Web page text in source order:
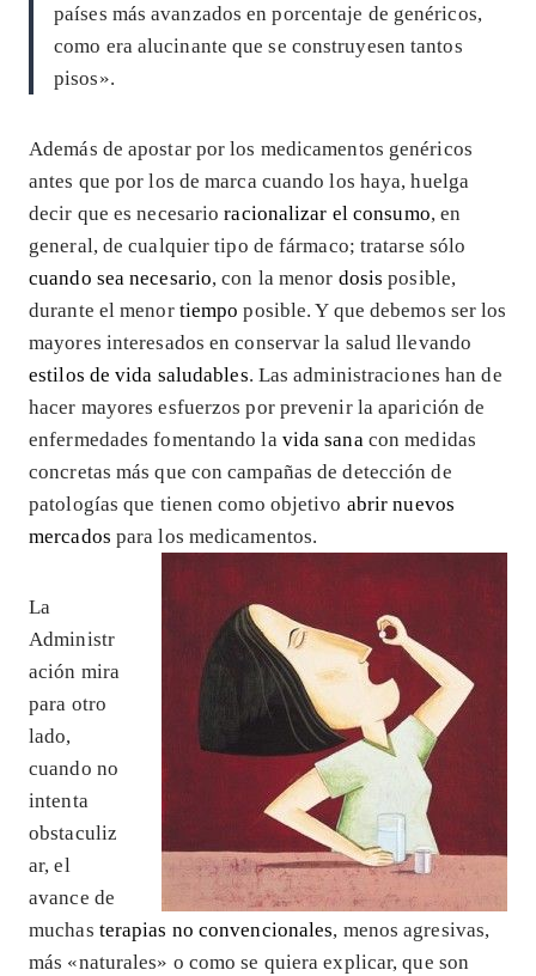
países más avanzados en porcentaje de genéricos,
como era alucinante que se construyesen tantos
pisos».
Además de apostar por los medicamentos genéricos
antes que por los de marca cuando los haya, huelga
decir que es necesarioracionalizar el consumo, en
general, de cualquier tipo de fármaco; tratarse sólo
cuando sea necesario, con la menor dosisposible,
durante el menor tiempoposible. Y que debemos ser los
mayores interesados en conservar la salud llevando
estilos de vida saludables. Las administraciones han de
hacer mayores esfuerzos por prevenir la aparición de
enfermedades fomentando la vida sana con medidas
concretas más que con campañas de detección de
patologías que tienen como objetivo abrir nuevos
mercados para los medicamentos.
La
Administr
ación mira
para otro
lado,
cuando no
intenta
obstaculiz
ar, el
avance de
muchas terapias no convencionales, menos agresivas,
más «naturales» o como se quiera explicar, que son